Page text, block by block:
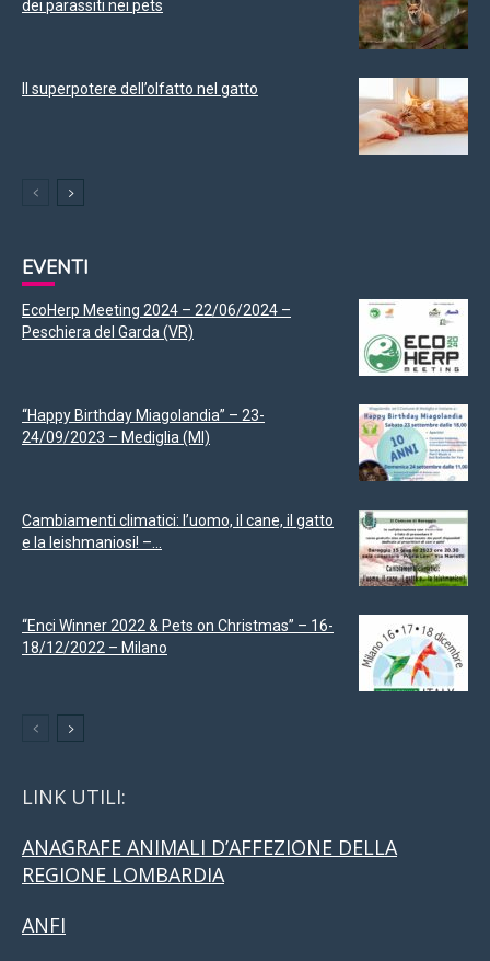
dei parassiti nei pets
Il superpotere dell’olfatto nel gatto
EVENTI
EcoHerp Meeting 2024 – 22/06/2024 –
Peschiera del Garda (VR)
“Happy Birthday Miagolandia” – 23-
24/09/2023 – Mediglia (MI)
Cambiamenti climatici: l’uomo, il cane, il gatto
e la leishmaniosi! –...
“Enci Winner 2022 & Pets on Christmas” – 16-
18/12/2022 – Milano
LINK UTILI:
ANAGRAFE ANIMALI D’AFFEZIONE DELLA
REGIONE LOMBARDIA
ANFI